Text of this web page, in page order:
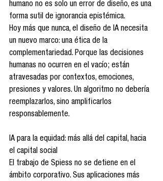
humano no es solo un error de diseño, es una
forma sutil de ignorancia epistémica.
Hoy más que nunca, el diseño de IA necesita
un nuevo marco: una ética de la
complementariedad. Porque las decisiones
humanas no ocurren en el vacío; están
atravesadas por contextos, emociones,
presiones y valores. Un algoritmo no debería
reemplazarlos, sino amplificarlos
responsablemente.
IA para la equidad: más allá del capital, hacia
el capital social
El trabajo de Spiess no se detiene en el
ámbito corporativo. Sus aplicaciones más